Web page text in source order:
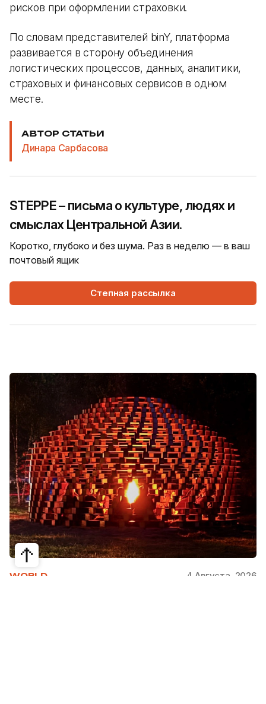
рисков при оформлении страховки.
По словам представителей binY, платформа
развивается в сторону объединения
логистических процессов, данных, аналитики,
страховых и финансовых сервисов в одном
месте.
АВТОР СТАТЬИ
Динара Сарбасова
STEPPE – письма о культуре, людях и
смыслах Центральной Азии.
Коротко, глубоко и без шума. Раз в неделю — в ваш
почтовый ящик
Степная рассылка
WORLD 4 Августа, 2026